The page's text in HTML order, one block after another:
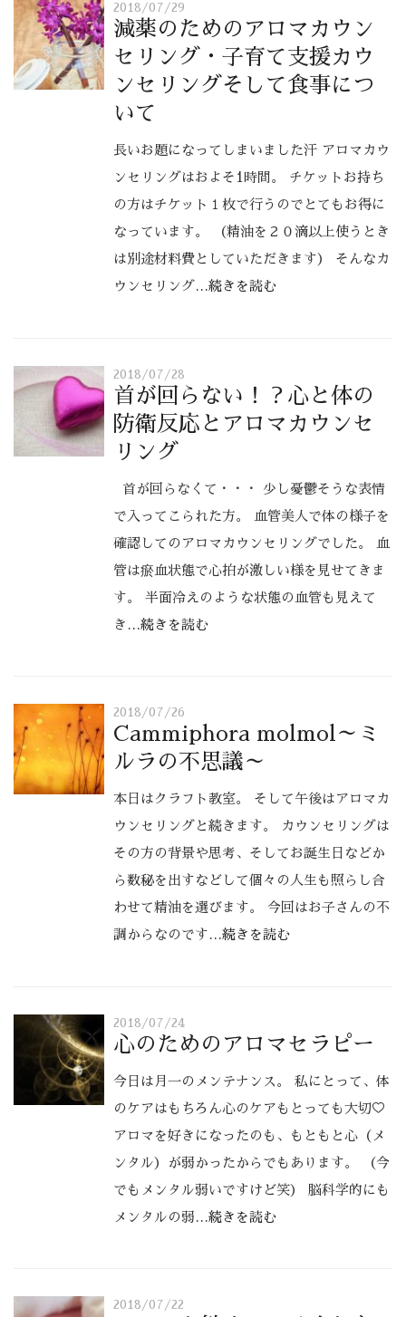
2018/07/29
減薬のためのアロマカウン
セリング・子育て支援カウ
ンセリングそして食事につ
いて
長いお題になってしまいました汗 アロマカウ
ンセリングはおよそ1時間。 チケットお持ち
の方はチケット１枚で行うのでとてもお得に
なっています。 （精油を２０滴以上使うとき
は別途材料費としていただきます） そんなカ
ウンセリング…続きを読む
2018/07/28
首が回らない！？心と体の
防衛反応とアロマカウンセ
リング
首が回らなくて・・・ 少し憂鬱そうな表情
で入ってこられた方。 血管美人で体の様子を
確認してのアロマカウンセリングでした。 血
管は瘀血状態で心拍が激しい様を見せてきま
す。 半面冷えのような状態の血管も見えて
き
…続きを読む
2018/07/26
Cammiphora molmol～ミ
ルラの不思議～
本日はクラフト教室。 そして午後はアロマカ
ウンセリングと続きます。 カウンセリングは
その方の背景や思考、そしてお誕生日などか
ら数秘を出すなどして個々の人生も照らし合
わせて精油を選びます。 今回はお子さんの不
調からなのです …続きを読む
2018/07/24
心のためのアロマセラピー
今日は月一のメンテナンス。 私にとって、体
のケアはもちろん心のケアもとっても大切♡
アロマを好きになったのも、もともと心（メ
ンタル）が弱かったからでもあります。 （今
でもメンタル弱いですけど笑） 脳科学的にも
メンタルの弱 …続きを読む
2018/07/22